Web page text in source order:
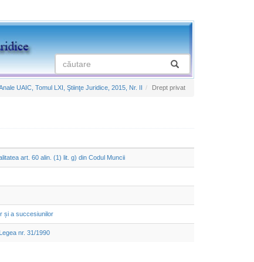
UAIC, Tomul LXI, Ştiinţe Juridice, 2015, Nr. II Drept privat
art. 60 alin. (1) lit. g) din Codul Muncii
și a succesiunilor
nr. 31/1990